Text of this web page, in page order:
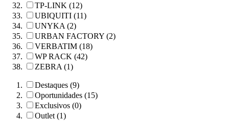
TP-LINK (12)
UBIQUITI (11)
UNYKA (2)
URBAN FACTORY (2)
VERBATIM (18)
WP RACK (42)
ZEBRA (1)
Destaques (9)
Oportunidades (15)
Exclusivos (0)
Outlet (1)